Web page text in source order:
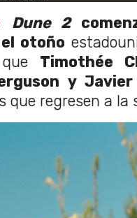
Dune 2
otoño
Timothée
y
que regresen a la